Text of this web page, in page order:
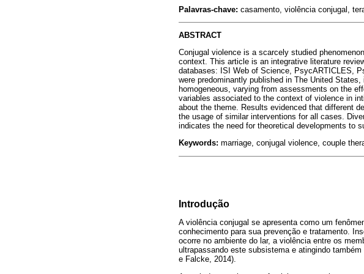
Palavras-chave: casamento, violência conjugal,
ABSTRACT
Conjugal violence is a scarcely studied
context. This article is an integrative literature
databases: ISI Web of Science, PsycARTICLES,
were predominantly published in The United
homogeneous, varying from assessments on the
variables associated to the context of violence in
about the theme. Results evidenced that different
the usage of similar interventions for all cases.
indicates the need for theoretical developments to
Keywords: marriage, conjugal violence, couple
Introdução
A violência conjugal se apresenta como um
conhecimento para sua prevenção e tratamento.
ocorre no ambiente do lar, a violência entre os
ultrapassando este subsistema e atingindo
e Falcke, 2014).